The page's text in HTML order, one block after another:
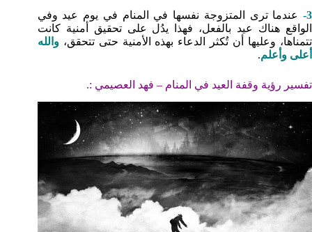
3-
عندما ترى المتزوجة نفسها في المنام في يوم عيد وفي
الواقع هناك عيد بالفعل، فهذا يدُل على تحقيق أمنية كانت
تتمناها، وعليها أن تُكثر الدعاء بهذه الأمنية حتى تتحقق،والله
أعلى وأعلم.
تفسير رؤية وقفة العيد في المنام – فهد العصيمي :.